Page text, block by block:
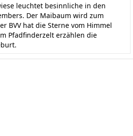
leuchtet besinnliche in den
Der Maibaum wird zum
BVV hat die Sterne vom Himmel
Pfadfinderzelt erzählen die